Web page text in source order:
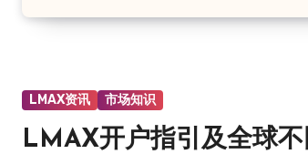
LMAX资讯 市场知识
LMAX开户指引及全球不